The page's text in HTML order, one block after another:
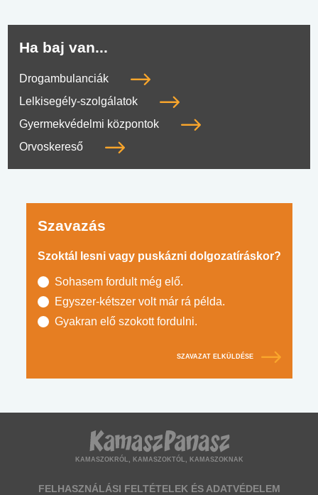
Ha baj van...
Drogambulanciák
Lelkisegély-szolgálatok
Gyermekvédelmi központok
Orvoskereső
Szavazás
Szoktál lesni vagy puskázni dolgozatíráskor?
Sohasem fordult még elő.
Egyszer-kétszer volt már rá példa.
Gyakran elő szokott fordulni.
SZAVAZAT ELKÜLDÉSE
KAMASZOKRÓL, KAMASZOKTÓL, KAMASZOKNAK
FELHASZNÁLÁSI FELTÉTELEK ÉS ADATVÉDELEM